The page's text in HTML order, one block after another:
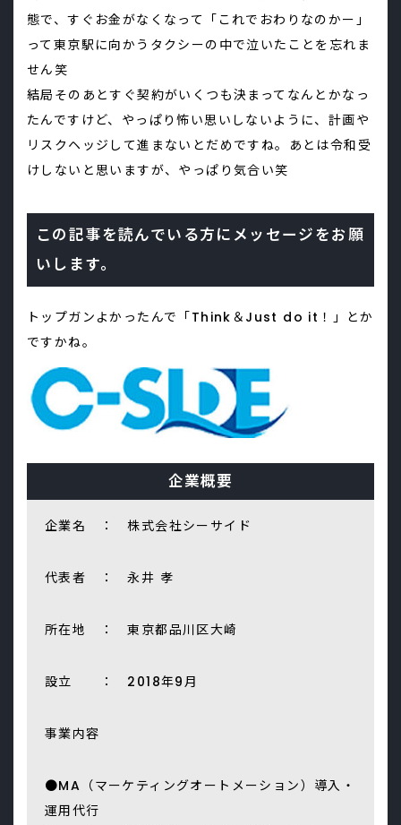
態で、すぐお金がなくなって「これでおわりなのかー」
って東京駅に向かうタクシーの中で泣いたことを忘れま
せん笑
結局そのあとすぐ契約がいくつも決まってなんとかなっ
たんですけど、やっぱり怖い思いしないように、計画や
リスクヘッジして進まないとだめですね。あとは令和受
けしないと思いますが、やっぱり気合い笑
この記事を読んでいる方にメッセージをお願
いします。
トップガンよかったんで「Think＆Just do it！」とか
ですかね。
企業概要
企業名 ： 株式会社シーサイド
代表者 ： 永井 孝
所在地 ： 東京都品川区大崎
設立 ： 2018年9月
事業内容
●MA（マーケティングオートメーション）導入・
運用代行